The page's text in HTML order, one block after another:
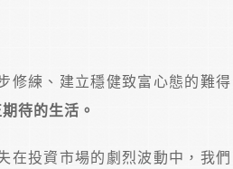
修練、建立穩健致富心態的難得
待的生活。
在投資市場的劇烈波動中，我們